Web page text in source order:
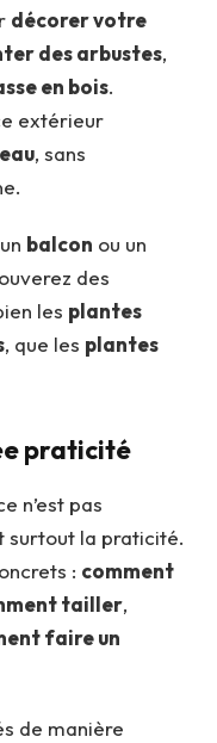
décorer votre
des arbustes,
en bois.
extérieur
, sans
balcon ou un
des
les plantes
, que les plantes
praticité
n’est pas
surtout la praticité.
: comment
tailler,
faire un
de manière